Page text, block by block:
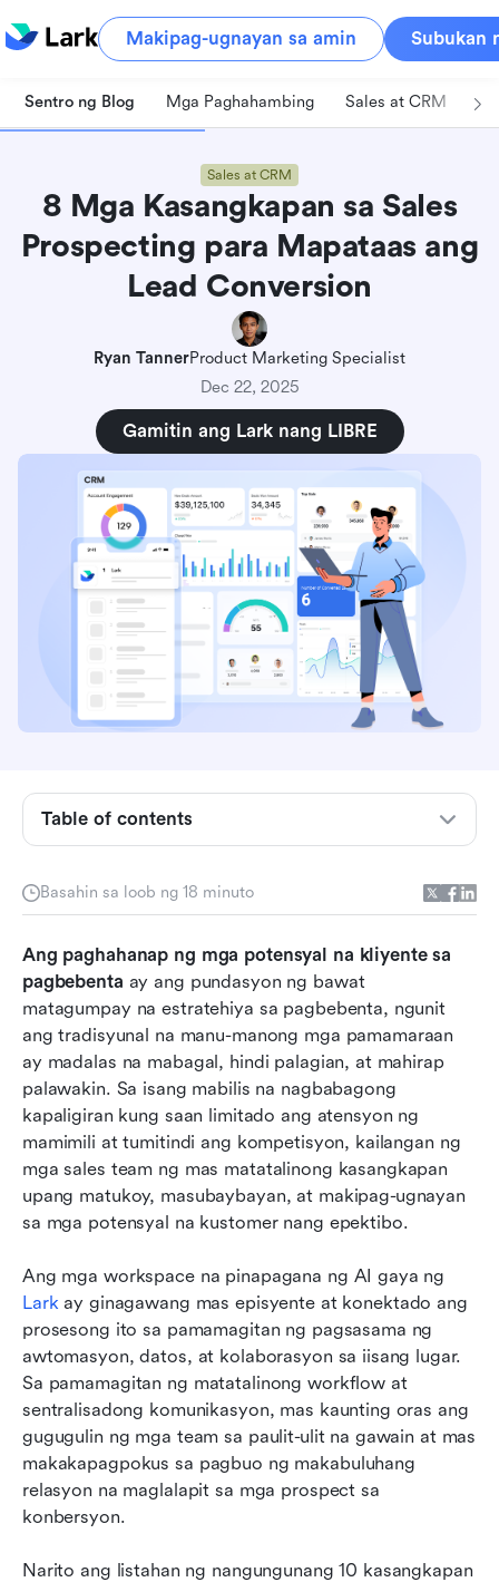
Makipag-ugnayan sa amin Subukan
Sentro ng Blog Mga Paghahambing Sales at CRM
Sales at CRM
8 Mga Kasangkapan sa Sales
Prospecting para Mapataas ang
Lead Conversion
Ryan TannerProduct Marketing Specialist
Dec 22, 2025
Gamitin ang Lark nang LIBRE
Basahin sa loob ng 18 minuto
Ang paghahanap ng mga potensyal na kliyente sa
pagbebenta ay ang pundasyon ng bawat
matagumpay na estratehiya sa pagbebenta, ngunit
ang tradisyunal na manu-manong mga pamamaraan
ay madalas na mabagal, hindi palagian, at mahirap
palawakin. Sa isang mabilis na nagbabagong
kapaligiran kung saan limitado ang atensyon ng
mamimili at tumitindi ang kompetisyon, kailangan ng
mga sales team ng mas matatalinong kasangkapan
upang matukoy, masubaybayan, at makipag-ugnayan
sa mga potensyal na kustomer nang epektibo.
Lark ay ginagawang mas episyente at konektado ang
prosesong ito sa pamamagitan ng pagsasama ng
awtomasyon, datos, at kolaborasyon sa iisang lugar.
Sa pamamagitan ng matatalinong workflow at
sentralisadong komunikasyon, mas kaunting oras ang
gugugulin ng mga team sa paulit-ulit na gawain at mas
makakapagpokus sa pagbuo ng makabuluhang
relasyon na maglalapit sa mga prospect sa
konbersyon.
Narito ang listahan ng nangungunang 10 kasangkapan
Table of contents
Ano ang sales prospecting?
Napatunayang mga teknik sa paghahanap ng
kliyente na gumagana
Paghahambing ng nangungunang 8
kasangkapan para sa paghahanap ng mga
Nangungunang 8 kasangkapan sa paghahanap
ng mga potensyal na kliyente na dapat mong
suriin
Bonus: Mga handa nang gamitin na template
para sa sales prospecting sa Lark
Pinakamahuhusay na gawain para sa
epektibong paghahanap ng potensyal na
kliyente
paghahanap ng potensyal na kliyente
Kinabukasan ng AI-driven na paghahanap ng
mga potensyal na kliyente
Konklusyon
Mga Madalas Itanong
Kaugnay na pagbabasa